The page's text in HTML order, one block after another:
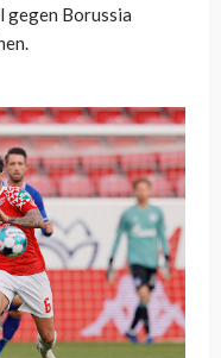
gegen Borussia